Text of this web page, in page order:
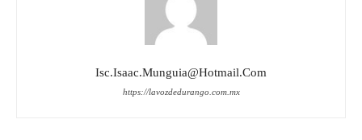
Isc.isaac.munguia@hotmail.com
https://lavozdedurango.com.mx